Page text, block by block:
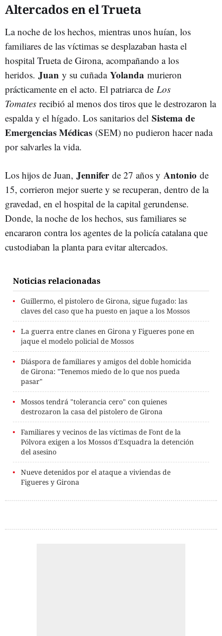
Altercados en el Trueta
La noche de los hechos, mientras unos huían, los
familiares de las víctimas se desplazaban hasta el
hospital Trueta de Girona, acompañando a los
heridos. Juan y su cuñada Yolanda murieron
prácticamente en el acto. El patriarca de Los
Tomates recibió al menos dos tiros que le destrozaron la
espalda y el hígado. Los sanitarios del Sistema de
Emergencias Médicas (SEM) no pudieron hacer nada
por salvarles la vida.
Los hijos de Juan, Jenniferde 27 años y Antonio de
15, corrieron mejor suerte y se recuperan, dentro de la
gravedad, en el hospital de la capital gerundense.
Donde, la noche de los hechos, sus familiares se
encararon contra los agentes de la policía catalana que
custodiaban la planta para evitar altercados.
Noticias relacionadas
Guillermo, el pistolero de Girona, sigue fugado: las
claves del caso que ha puesto en jaque a los Mossos
La guerra entre clanes en Girona y Figueres pone en
jaque el modelo policial de Mossos
Diáspora de familiares y amigos del doble homicida
de Girona: "Tenemos miedo de lo que nos pueda
pasar"
Mossos tendrá "tolerancia cero" con quienes
destrozaron la casa del pistolero de Girona
Familiares y vecinos de las víctimas de Font de la
Pólvora exigen a los Mossos d'Esquadra la detención
del asesino
Nueve detenidos por el ataque a viviendas de
Figueres y Girona